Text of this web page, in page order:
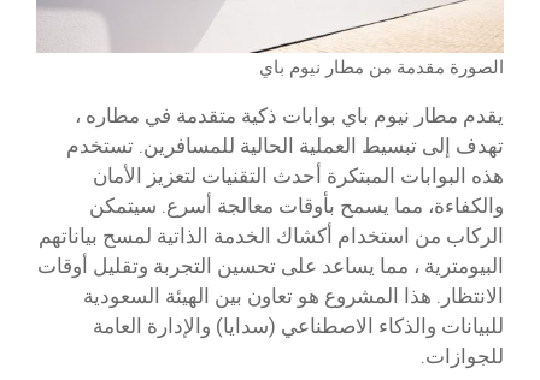
الصورة مقدمة من مطار نيوم باي
يقدم مطار نيوم باي بوابات ذكية متقدمة في مطاره ،
تهدف إلى تبسيط العملية الحالية للمسافرين. تستخدم
هذه البوابات المبتكرة أحدث التقنيات لتعزيز الأمان
والكفاءة، مما يسمح بأوقات معالجة أسرع. سيتمكن
الركاب من استخدام أكشاك الخدمة الذاتية لمسح بياناتهم
البيومترية ، مما يساعد على تحسين التجربة وتقليل أوقات
الانتظار. هذا المشروع هو تعاون بين الهيئة السعودية
للبيانات والذكاء الاصطناعي (سدايا) والإدارة العامة
للجوازات.